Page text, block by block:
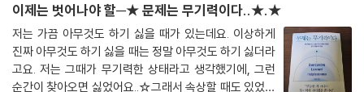
이제는 벗어나야 할─★ 문제는 무기력이다..★.★
저는 가끔 아무것도 하기 싫을 때가 있는데요. 이상하게
진짜 아무것도 하기 싫을 때는 정말 아무것도 하기 싫더라
고요. 저는 그때가 무기력한 상태라고 생각했기에, 그런
순간이 찾아오면 싫었어요..☆그래서 속상할 때도 있었는